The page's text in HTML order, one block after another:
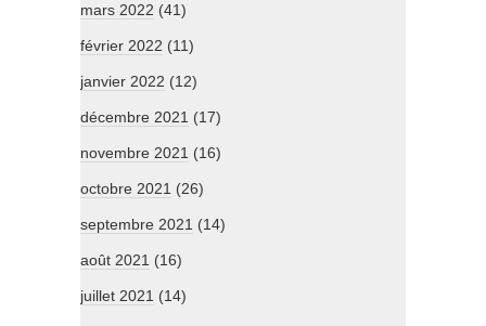
mars 2022 (41)
février 2022 (11)
janvier 2022 (12)
décembre 2021 (17)
novembre 2021 (16)
octobre 2021 (26)
septembre 2021 (14)
août 2021 (16)
juillet 2021 (14)